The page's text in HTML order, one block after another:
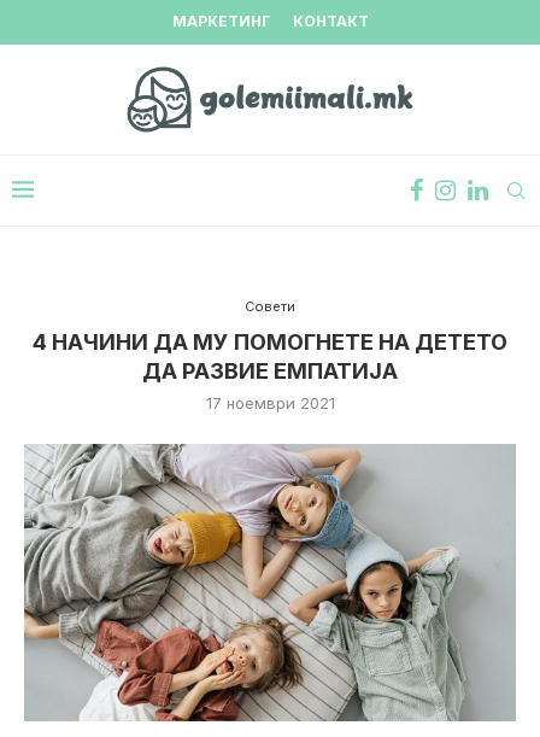
МАРКЕТИНГ КОНТАКТ
Совети
4 НАЧИНИ ДА МУ ПОМОГНЕТЕ НА ДЕТЕТО
ДА РАЗВИЕ ЕМПАТИЈА
17 ноември 2021